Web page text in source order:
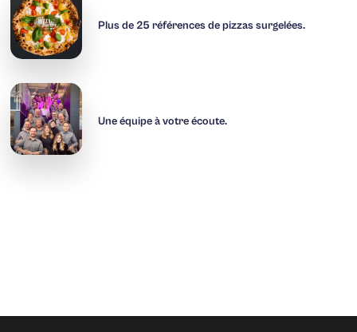
Plus de 25 références de pizzas surgelées.
Une équipe à votre écoute.